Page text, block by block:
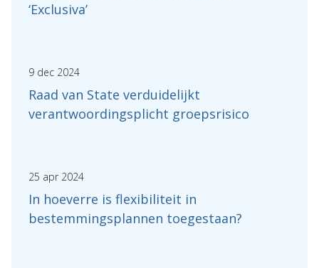
‘Exclusiva’
9 dec 2024
Raad van State verduidelijkt
verantwoordingsplicht groepsrisico
25 apr 2024
In hoeverre is flexibiliteit in
bestemmingsplannen toegestaan?